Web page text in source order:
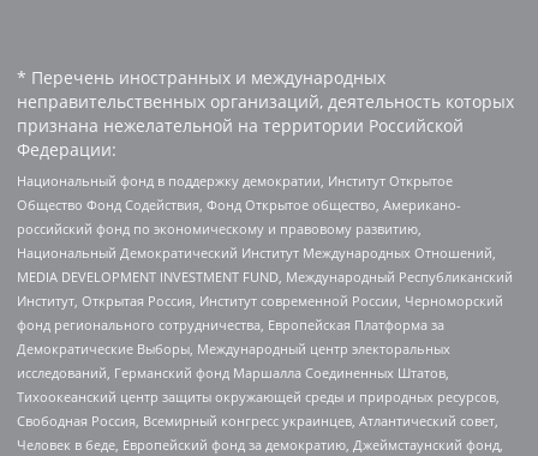
* Перечень иностранных и международных
неправительственных организаций, деятельность которых
признана нежелательной на территории Российской
Федерации:
Национальный фонд в поддержку демократии, Институт Открытое
Общество Фонд Содействия, Фонд Открытое общество, Американо-
российский фонд по экономическому и правовому развитию,
Национальный Демократический Институт Международных Отношений,
MEDIA DEVELOPMENT INVESTMENT FUND, Международный Республиканский
Институт, Открытая Россия, Институт современной России, Черноморский
фонд регионального сотрудничества, Европейская Платформа за
Демократические Выборы, Международный центр электоральных
исследований, Германский фонд Маршалла Соединенных Штатов,
Тихоокеанский центр защиты окружающей среды и природных ресурсов,
Свободная Россия, Всемирный конгресс украинцев, Атлантический совет,
Человек в беде, Европейский фонд за демократию, Джеймстаунский фонд,